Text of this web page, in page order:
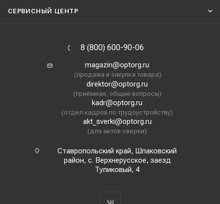
СЕРВИСНЫЙ ЦЕНТР
8 (800) 600-90-06
magazin@optorg.ru
(продажа и закупка товара)
direktor@optorg.ru
(приёмная, общие вопросы)
kadr@optorg.ru
(отдел кадров по трудоустройству)
akt_sverki@optorg.ru
(для актов сверки)
Ставропольский край, Шпаковский
район, с. Верхнерусское, заезд
Тупиковый, 4